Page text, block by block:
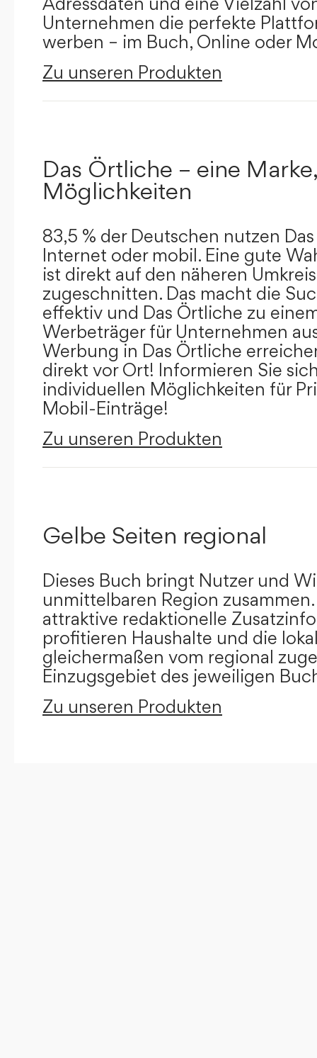
Unternehmen die perfekte
werben – im Buch, Online oder
Zu unseren Produkten
Das Örtliche – eine
Möglichkeiten
83,5 % der Deutschen nutzen
Internet oder mobil. Eine gute
ist direkt auf den näheren
zugeschnitten. Das macht die
effektiv und Das Örtliche zu
Werbeträger für Unternehmen
Werbung in Das Örtliche
direkt vor Ort! Informieren Sie
individuellen Möglichkeiten für
Mobil-Einträge!
Zu unseren Produkten
Gelbe Seiten regional
Dieses Buch bringt Nutzer und
unmittelbaren Region
attraktive redaktionelle
profitieren Haushalte und die
gleichermaßen vom regional
Einzugsgebiet des jeweiligen
Zu unseren Produkten